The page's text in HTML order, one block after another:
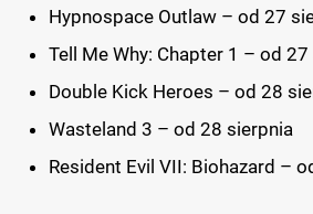
Hypnospace Outlaw – od 27
Tell Me Why: Chapter 1 – od
Double Kick Heroes – od 28
Wasteland 3 – od 28 sierpnia
Resident Evil VII: Biohazard –